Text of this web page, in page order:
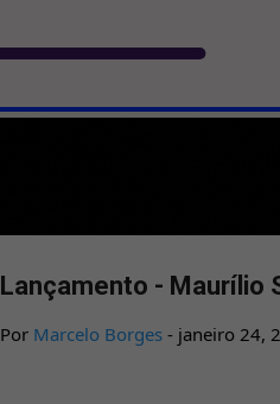
Lançamento - Maurílio
Por Marcelo Borges - janeiro 24,